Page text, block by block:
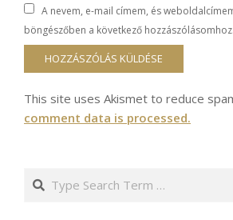
A nevem, e-mail címem, és
böngészőben a következő hozzászólásomhoz.
This site uses Akismet to reduce
comment data is processed.
Search